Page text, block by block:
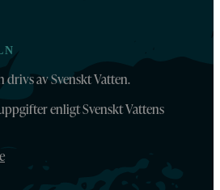
av Svenskt Vatten.
enligt Svenskt Vattens